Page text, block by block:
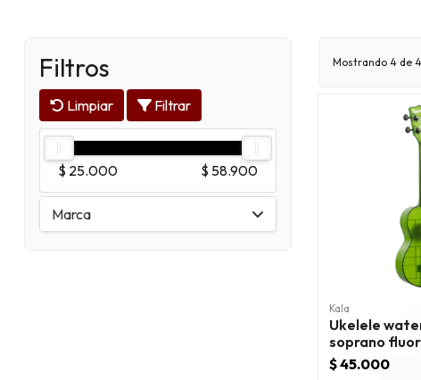
Filtros
Limpiar Filtrar
$ 25.000 $ 58.900
Marca
Mostrando 4 de 4
Kala
Ukelele
soprano
swf/pl
$ 45.000